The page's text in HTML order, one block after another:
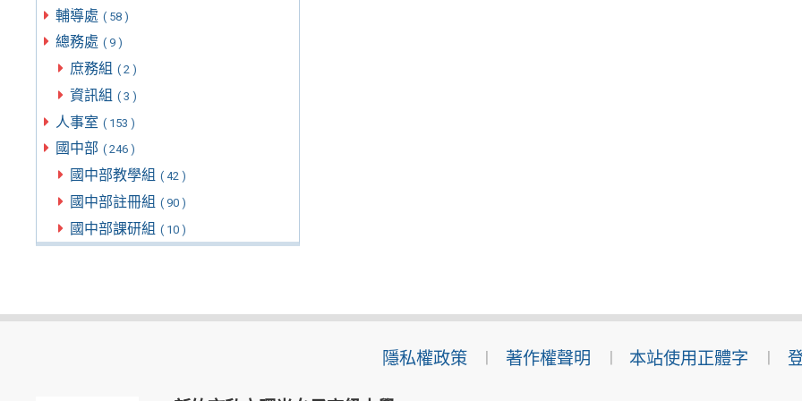
輔導處 ( 58 )
總務處 ( 9 )
庶務組 ( 2 )
資訊組 ( 3 )
人事室 ( 153 )
國中部 ( 246 )
國中部教學組 ( 42 )
國中部註冊組 ( 90 )
國中部課研組 ( 10 )
隱私權政策 著作權聲明 本站使用正體字